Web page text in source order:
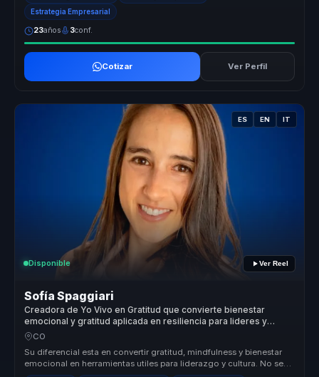
Estrategia Empresarial
23años 3conf.
Cotizar Ver Perfil
ES EN IT
Disponible Ver Reel
Sofía Spaggiari
Creadora de Yo Vivo en Gratitud que convierte bienestar
emocional y gratitud aplicada en resiliencia para lideres y
equipos.
CO
Su diferencial esta en convertir gratitud, mindfulness y bienestar
emocional en herramientas utiles para liderazgo y cultura. No se